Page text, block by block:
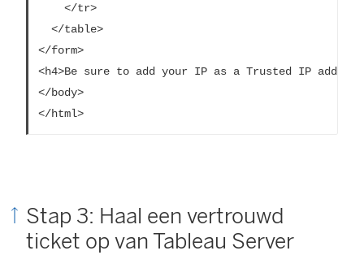
    </tr>
  </table>
</form>
<h4>Be sure to add your IP as a Trusted IP
</body>
Stap 3: Haal een vertrouwd
ticket op van Tableau Server